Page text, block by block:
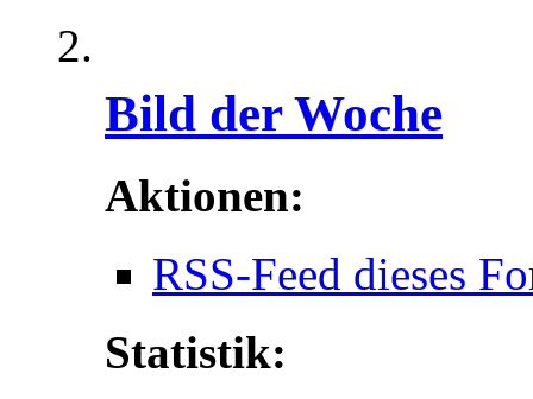
Bild der Woche
Aktionen:
RSS-Feed dieses
Statistik: